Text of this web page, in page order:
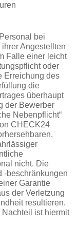
bei
Angestellten
Falle einer leicht
oder
Erreichung des
die
überhaupt
der Bewerber
Nebenpflicht“
CHECK24
nicht. Die
-beschränkungen
Garantie
der Verletzung
resultieren.
ist hiermit